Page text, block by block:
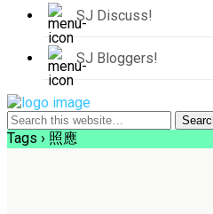
SJ Discuss!
SJ Bloggers!
Tags › 照應